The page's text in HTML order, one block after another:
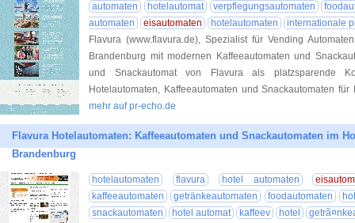
automaten
hotelautomat verpflegungsautomaten
automaten
eisautomaten hotelautomaten
internationale
Flavura (www.flavura.de), Spezialist für Vending
Brandenburg mit modernen Kaffeeautomaten und
und Snackautomat von Flavura als platzsparende
Hotelautomaten, Kaffeeautomaten und Snackautomaten
mehr auf pr-echo.de
Flavura Hotelautomaten: Kaffeeautomaten und Snackautomaten im
Brandenburg
hotelautomaten flavura hotel automaten
kaffeeautomaten
getränkeautomaten foodautomaten
snackautomaten
hotel automat kaffeev hotel